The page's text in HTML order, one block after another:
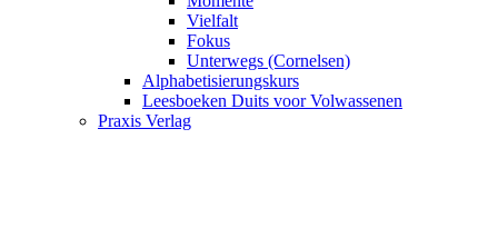
Vielfalt
Fokus
Unterwegs (Cornelsen)
Alphabetisierungskurs
Leesboeken Duits voor Volwassenen
Praxis Verlag